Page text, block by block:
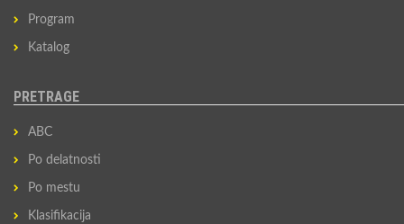
Program
Katalog
PRETRAGE
ABC
Po delatnosti
Po mestu
Klasifikacija